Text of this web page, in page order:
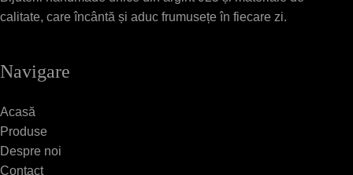
calitate, care încântă și aduc frumusețe în fiecare zi.
Navigare
Acasă
Produse
Despre noi
Contact